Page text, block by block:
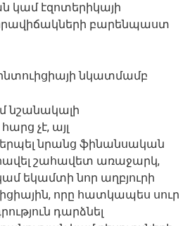
կամ էզոտերիկայի
իրավիճակների բարենպաստ
նկատմամբ
նշանակալի
չէ, այլ
նրանց ֆինանսական
շահավետ առաջարկ,
եկամտի նոր աղբյուրի
որը հատկապես սուր
դարձնել